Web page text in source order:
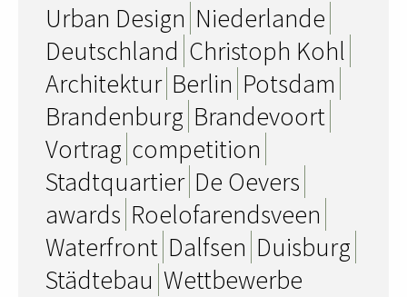
Urban Design Niederlande
Deutschland Christoph Kohl
Architektur Berlin Potsdam
Brandenburg Brandevoort
Vortrag competition
Stadtquartier De Oevers
awards Roelofarendsveen
Waterfront Dalfsen Duisburg
Städtebau Wettbewerbe